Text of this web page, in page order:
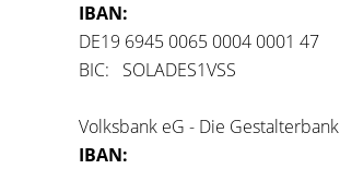
IBAN:
DE19 6945 0065 0004 0001 47
BIC: SOLADES1VSS
Volksbank eG - Die Gestalterbank
IBAN: